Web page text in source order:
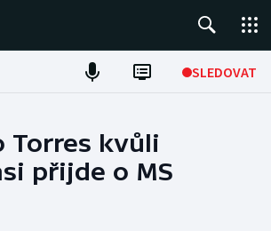
SLEDOVAT
Torres kvůli
přijde o MS